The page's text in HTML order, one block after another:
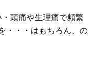
頭痛や生理痛で頻繁
・・・はもちろん、の